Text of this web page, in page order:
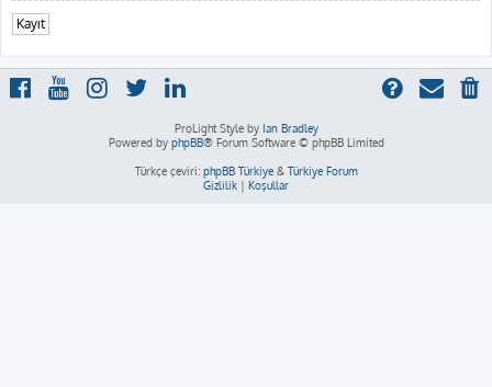
Kayıt
ProLight Style by Ian Bradley
Powered by phpBB® Forum Software © phpBB Limited
Türkçe çeviri: phpBB Türkiye& Türkiye Forum
Gizlilik | Koşullar